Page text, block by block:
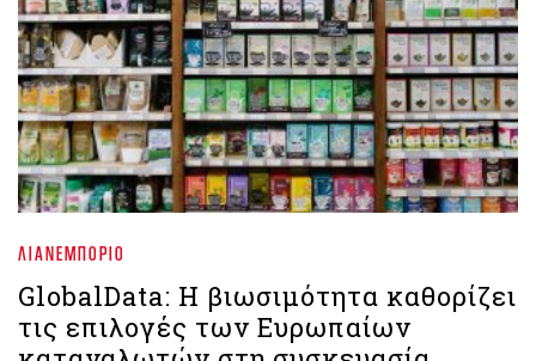
ΛΙΑΝΕΜΠΌΡΙΟ
GlobalData: Η βιωσιμότητα καθορίζει
τις επιλογές των Ευρωπαίων